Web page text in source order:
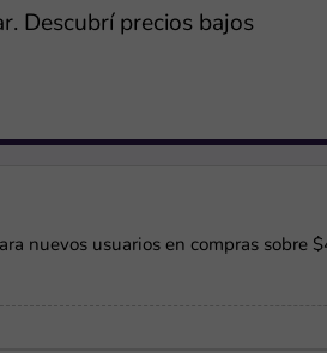
Descubrí precios bajos
nuevos usuarios en compras sobre